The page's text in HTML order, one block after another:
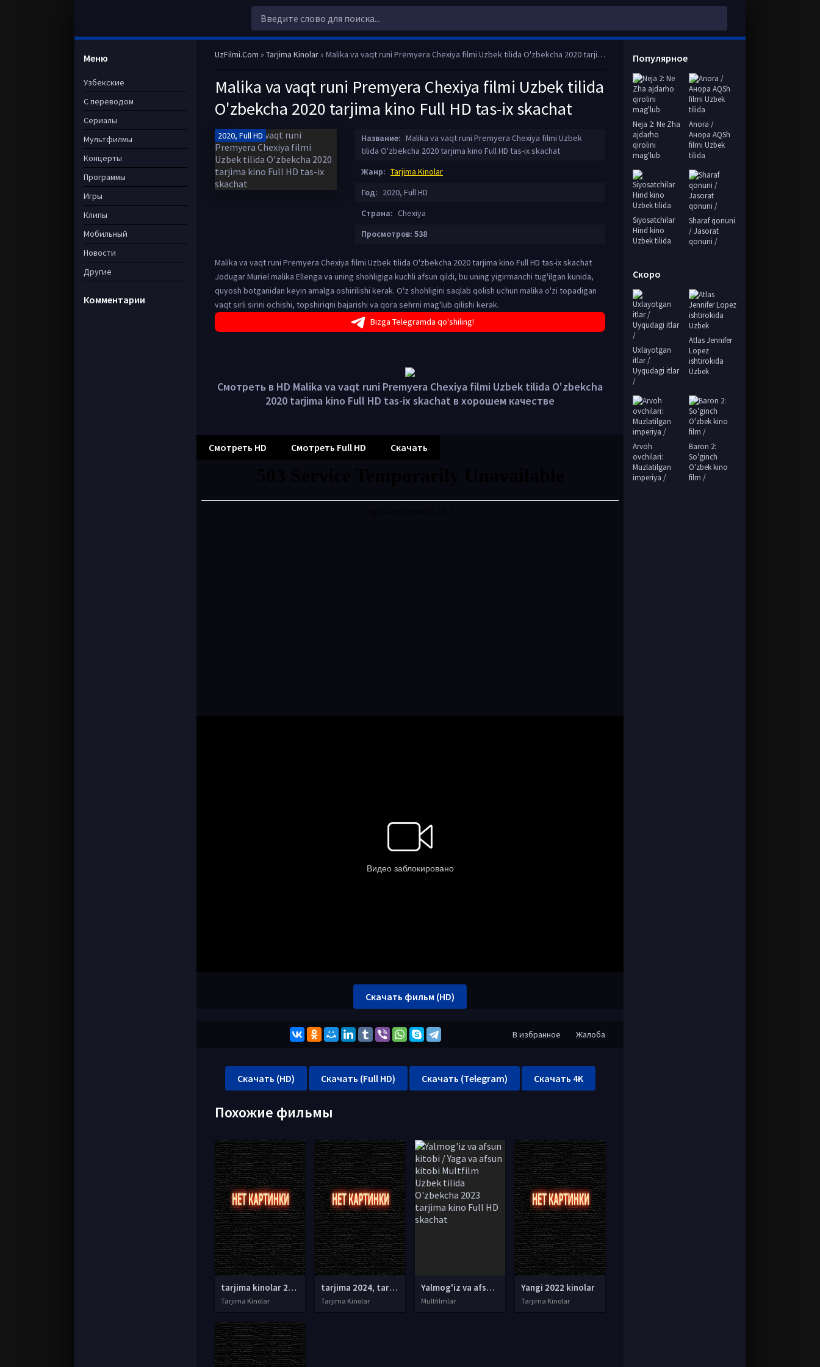
UzFilmi.Com » Tarjima Kinolar» Malika va vaqt runi Premyera Chexiya filmi Uzbek tilida O'zbekcha 2020 tarjima kino Full HD tas-ix skachat
Malika va vaqt runi Premyera Chexiya filmi Uzbek tilida
O'zbekcha 2020 tarjima kino Full HD tas-ix skachat
2020, Full HD Название: Malika va vaqt runi Premyera Chexiya filmi Uzbek
tilida O'zbekcha 2020 tarjima kino Full HD tas-ix skachat
Жанр: Tarjima Kinolar
Год: 2020, Full HD
Страна: Chexiya
Просмотров: 538
Malika va vaqt runi Premyera Chexiya filmi Uzbek tilida O'zbekcha 2020 tarjima kino Full HD tas-ix skachat
Jodugar Muriel malika Ellenga va uning shohligiga kuchli afsun qildi, bu uning yigirmanchi tug'ilgan kunida,
quyosh botganidan keyin amalga oshirilishi kerak. O'z shohligini saqlab qolish uchun malika o'zi topadigan
vaqt sirli sirini ochishi, topshiriqni bajarishi va qora sehrni mag'lub qilishi kerak.
Bizga Telegramda qo'shiling!
Смотреть в HD Malika va vaqt runi Premyera Chexiya filmi Uzbek tilida O'zbekcha
2020 tarjima kino Full HD tas-ix skachat в хорошем качестве
Смотреть HD Смотреть Full HD Скачать
Скачать фильм (HD)
В избранное Жалоба
Скачать (HD) Скачать (Full HD) Скачать (Telegram) Скачать 4K
Похожие фильмы
tarjima kinolar 2025, uzbek tarjima kinolar 2025, tarjima kinolar uzbek tilida 2025, tarjima kinolar o zbek 2025, tarjima kinolar o zbek tilida 2025, yangi tarjima kinolar 2025, uzmovi tarjima kinolar 2025, uzmovi com tarjima kinolar 2025, uzbekcha t
Tarjima Kinolar
tarjima 2024, tarjima kinolar 2024, uzbek tarjima 2024, tarjima kinolar tilida tilida 2024, uzbek tilida tarjima 2024, kino tarjima 2024, uzbek tarjima kinolar 2024, tarjima kinolar 2024 uzbek tilida, tarjima kinolar 2024 o zbek, tarjima kinolar 2024
Tarjima Kinolar
Yalmog'iz va afsun kitobi / Yaga va afsun kitobi Multfilm Uzbek tilida O'zbekcha 2023 tarjima kino Full HD skachat
Multfilmlar
Yangi 2022 kinolar
Tarjima Kinolar
Меню
Узбекские
С переводом
Сериалы
Мультфилмы
Концерты
Программы
Игры
Клипы
Мобильный
Новости
Другие
Комментарии
Популярное
Neja 2: Ne Zha
ajdarho
qirolini
mag'lub
Anora /
Анора AQSh
filmi Uzbek
tilida
Siyosatchilar
Hind kino
Uzbek tilida
Sharaf qonuni
/ Jasorat
qonuni /
Скоро
Uxlayotgan
itlar /
Uyqudagi itlar
/
Atlas Jennifer
Lopez
ishtirokida
Uzbek
Arvoh
ovchilari:
Muzlatilgan
imperiya /
Baron 2:
So'ginch
O'zbek kino
film /